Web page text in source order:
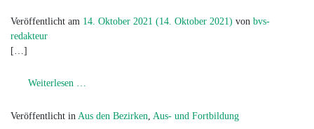
Veröffentlicht am 14. Oktober 2021 (14. Oktober 2021) von bvs-
redakteur
[…]
Weiterlesen …
Veröffentlicht in Aus den Bezirken Aus- und Fortbildung